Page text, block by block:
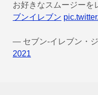
お好きなスムージーを
ブンイレブン
— セブン‐イレブン・
2021